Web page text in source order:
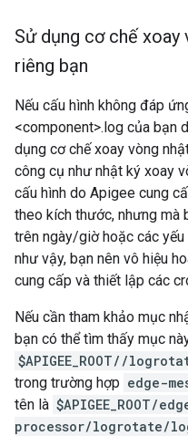
Sử dụng cơ chế xoay
riêng bạn
Nếu cấu hình không đáp
<component>.log của bạn
dụng cơ chế xoay vòng
công cụ như nhật ký xoay
cấu hình do Apigee cung
theo kích thước, nhưng mà
trên ngày/giờ hoặc các
như vậy, bạn nên vô hiệu
cung cấp và thiết lập các
Nếu cần tham khảo mục
bạn có thể tìm thấy mục
$APIGEE_ROOT/ /
trong trường hợp edge-
tên là $APIGEE_ROOT/
processor/logrotate/